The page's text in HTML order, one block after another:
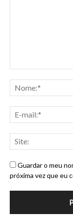
Guardar o meu
próxima vez que eu